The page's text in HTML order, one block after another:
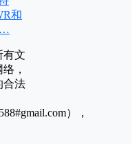
和
…
有文
，
合法
），